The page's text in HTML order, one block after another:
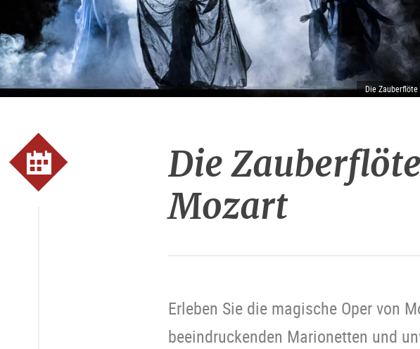
Die
Die
Mozart
Erleben Sie die magische Oper von
beeindruckenden Marionetten und